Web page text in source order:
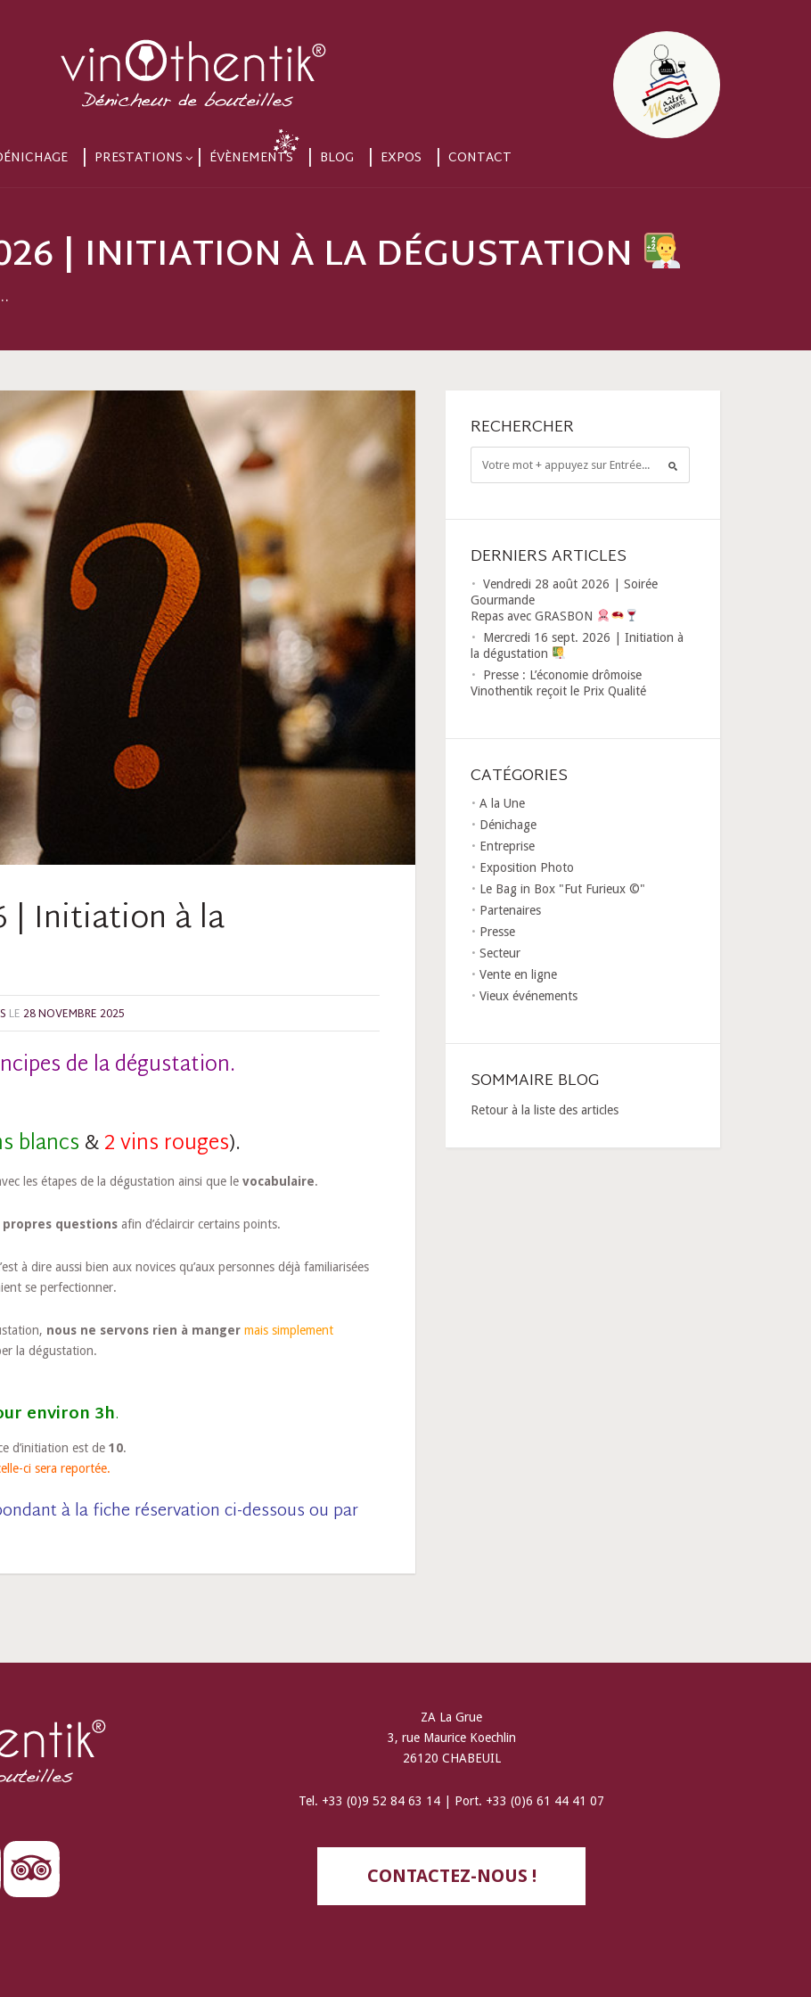
PRESTATIONS ÉVÈNEMENTS BLOG EXPOS CONTACT
| INITIATION À LA DÉGUSTATION
| Initiation à la
LE28 NOVEMBRE 2025
de la dégustation.
blancs&2 vins rouges).
les étapes de la dégustation ainsi que le vocabulaire.
propres questionsafin d’éclaircir certains points.
à dire aussi bien aux novices qu’aux personnes déjà familiarisées
se perfectionner.
nous ne servons rien à manger mais simplement
la dégustation.
environ 3h.
d’initiation est de 10.
ci sera reportée.
à la fiche réservation ci-dessous ou par
RECHERCHER
DERNIERS ARTICLES
Vendredi 28 août 2026 | Soirée
Gourmande
Repas avec GRASBON
Mercredi 16 sept. 2026 | Initiation à
la dégustation
Presse : L’économie drômoise
Vinothentik reçoit le Prix Qualité
CATÉGORIES
A la Une
Dénichage
Entreprise
Exposition Photo
Le Bag in Box "Fut Furieux ©"
Partenaires
Presse
Secteur
Vente en ligne
Vieux événements
SOMMAIRE BLOG
Retour à la liste des articles
ZA La Grue
3, rue Maurice Koechlin
26120 CHABEUIL
Tel. +33 (0)9 52 84 63 14 | Port. +33 (0)6 61 44 41 07
CONTACTEZ-NOUS !